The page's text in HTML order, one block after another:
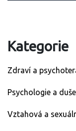
Kategorie
Zdraví a
Psychologie a
Vztahová a